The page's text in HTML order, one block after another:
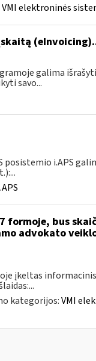
VMI elektroninės
galima
savo...
posistemio i.APS
formoje, bus
advokato
įkeltas
kategorijos:VMI